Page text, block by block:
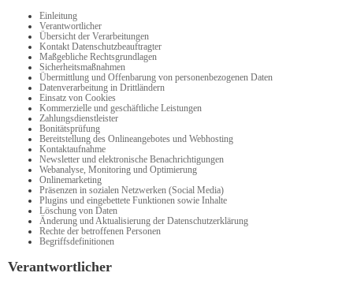
Einleitung
Verantwortlicher
Übersicht der Verarbeitungen
Kontakt Datenschutzbeauftragter
Maßgebliche Rechtsgrundlagen
Sicherheitsmaßnahmen
Übermittlung und Offenbarung von personenbezogenen Daten
Datenverarbeitung in Drittländern
Einsatz von Cookies
Kommerzielle und geschäftliche Leistungen
Zahlungsdienstleister
Bonitätsprüfung
Bereitstellung des Onlineangebotes und Webhosting
Kontaktaufnahme
Newsletter und elektronische Benachrichtigungen
Webanalyse, Monitoring und Optimierung
Onlinemarketing
Präsenzen in sozialen Netzwerken (Social Media)
Plugins und eingebettete Funktionen sowie Inhalte
Löschung von Daten
Änderung und Aktualisierung der Datenschutzerklärung
Rechte der betroffenen Personen
Begriffsdefinitionen
Verantwortlicher